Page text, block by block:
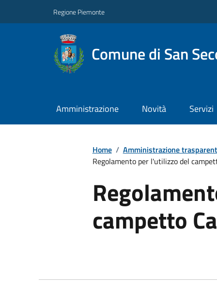
Regione Piemonte
Comune di San
Amministrazione Novità Servizi
Home / Amministrazione
Regolamento per l'utilizzo del
campetto